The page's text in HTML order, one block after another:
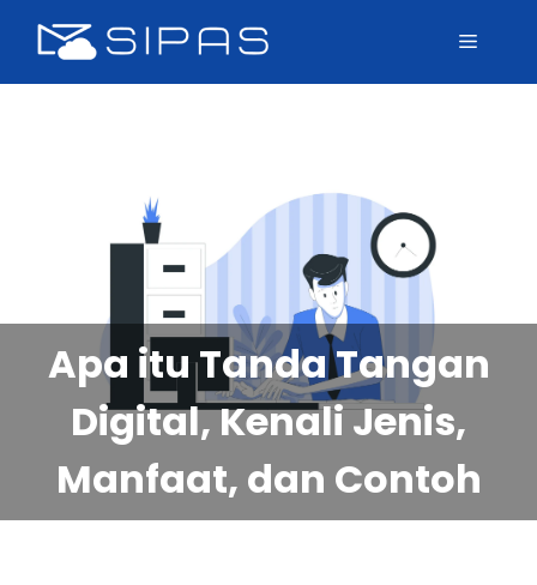
Apa itu Tanda Tangan
Digital, Kenali Jenis,
Manfaat, dan Contoh